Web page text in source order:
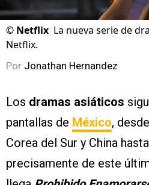
© Netflix La nueva serie de
Netflix.
Por Jonathan Hernandez
Los dramas asiáticos
pantallas de México,
Corea del Sur y China
precisamente de este